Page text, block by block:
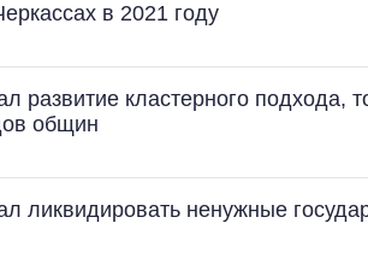
в 2021 году
кластерного подхода,
общин
ликвидировать ненужные